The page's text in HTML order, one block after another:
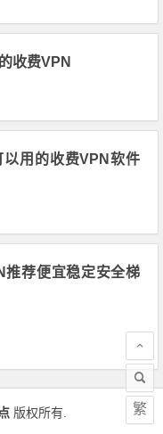
收费VPN
用的收费VPN软件
推荐便宜稳定安全梯
版权所有. 繁